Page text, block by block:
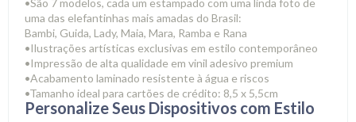
•São 7 modelos, cada um estampado com uma linda foto de
uma das elefantinhas mais amadas do Brasil:
Bambi, Guida, Lady, Maia, Mara, Ramba e Rana
•Ilustrações artísticas exclusivas em estilo contemporâneo
•Impressão de alta qualidade em vinil adesivo premium
•Acabamento laminado resistente à água e riscos
•Tamanho ideal para cartões de crédito: 8,5 x 5,5cm
Personalize Seus Dispositivos com Estilo